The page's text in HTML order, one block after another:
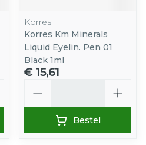
Korres
Korres Km Minerals
Liquid Eyelin. Pen 01
Black 1ml
€ 15,61
Bestel